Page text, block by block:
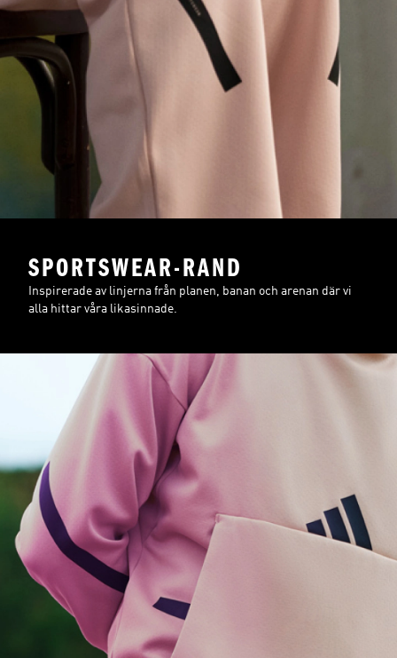
SPORTSWEAR-RAND
Inspirerade av linjerna från planen, banan och arenan där vi
alla hittar våra likasinnade.